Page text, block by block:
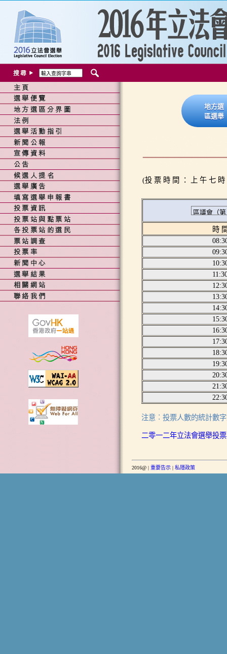
地方選
區選舉
(投 票 時 間 ： 上 午 七
時
注意︰投票人數的統計數
二零一二年立法會選舉投
2016@ | 重要告示 | 私隱政策